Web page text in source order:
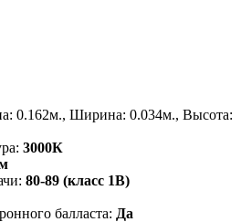
0.162м., Ширина: 0.034м., Высота:
3000К
80-89 (класс 1В)
балласта: Да